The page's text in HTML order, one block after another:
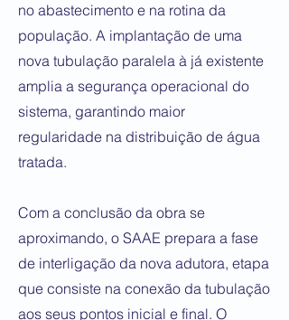
no abastecimento e na rotina da
população. A implantação de uma
nova tubulação paralela à já existente
amplia a segurança operacional do
sistema, garantindo maior
regularidade na distribuição de água
tratada.
Com a conclusão da obra se
aproximando, o SAAE prepara a fase
de interligação da nova adutora, etapa
que consiste na conexão da tubulação
aos seus pontos inicial e final. O